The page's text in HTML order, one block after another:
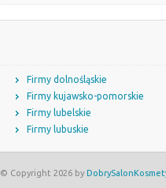
Firmy dolnośląskie
Firmy kujawsko-pomorskie
Firmy lubelskie
Firmy lubuskie
© Copyright 2026 by